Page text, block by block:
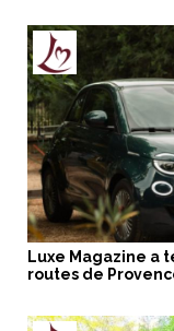
Luxe Magazine a
routes de